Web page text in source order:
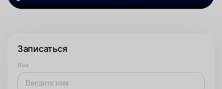
Записаться
Имя